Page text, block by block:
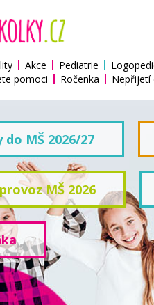
Akce Pediatrie
pomoci
Ročenka Nepřijetí
do MŠ 2026/27
MŠ 2026